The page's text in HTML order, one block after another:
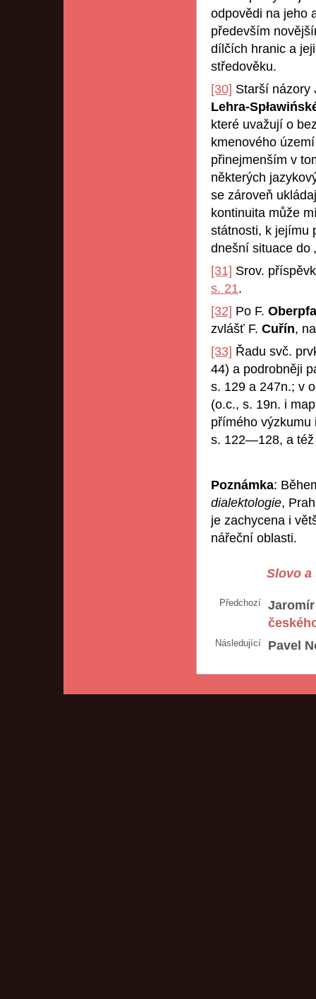
odpovědi na jeho
především
dílčích hranic a
středověku.
[30] Starší názory
Lehra-
které uvažují o
kmenového
přinejmenším v
některých
se zároveň
kontinuita může
státnosti, k jejímu
dnešní situace do
[31] Srov.
s. 21.
[32] Po F.
zvlášť F. Cuřín,
[33] Řadu svč.
44) a podrobněji
s. 129 a 247n.; v
(o.c., s. 19n. i
přímého výzkumu
s. 122—128, a
Poznámka:
dialektologie,
je zachycena i
nářeční oblasti.
Slovo a
Předchozí
Následující Pavel